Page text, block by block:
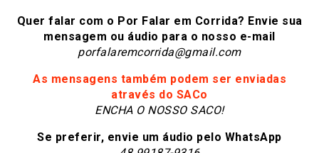
Quer falar com o Por Falar em Corrida? Envie sua
mensagem ou áudio para o nosso e-mail
porfalaremcorrida@gmail.com
As mensagens também podem ser enviadas
através do SACo
ENCHA O NOSSO SACO!
Se preferir, envie um áudio pelo WhatsApp